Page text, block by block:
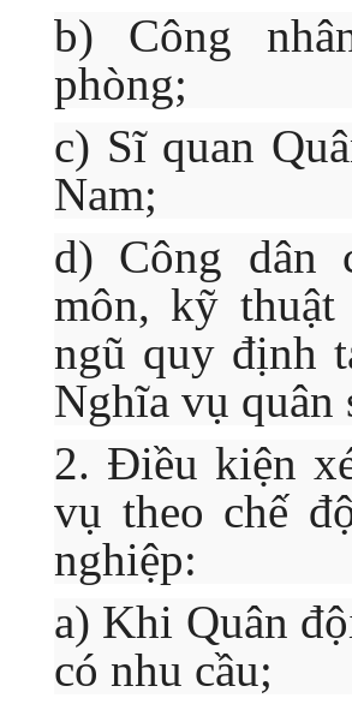
b) Công
phòng;
c) Sĩ quan
Nam;
d) Công dân
môn, kỹ
ngũ quy định
Nghĩa vụ quân
2. Điều kiện
vụ theo chế
nghiệp:
a) Khi Quân
có nhu cầu;